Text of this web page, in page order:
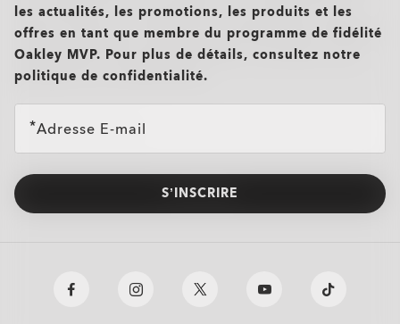
les actualités, les promotions, les produits et les
offres en tant que membre du programme de fidélité
Oakley MVP. Pour plus de détails, consultez notre
politique de confidentialité.
Adresse E-mail
S’INSCRIRE